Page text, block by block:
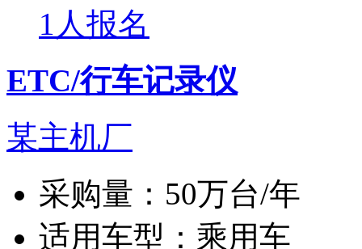
1人报名
ETC/行车记录仪
某主机厂
采购量： 50万台/年
适用车型： 乘用车